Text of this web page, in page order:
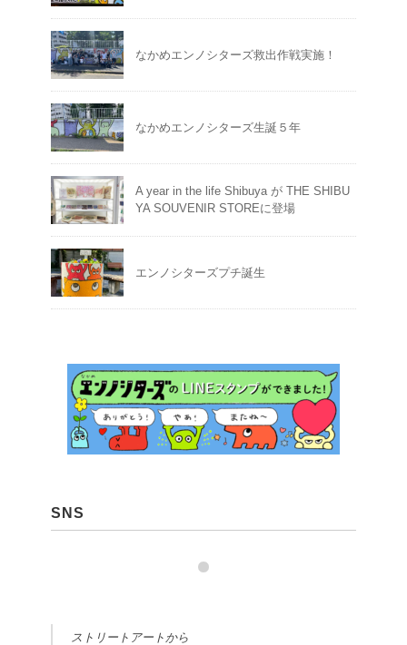
なかめエンノシターズ救出作戦実施！
なかめエンノシターズ生誕５年
A year in the life Shibuya が THE SHIBU
YA SOUVENIR STOREに登場
エンノシターズプチ誕生
SNS
ストリートアートから